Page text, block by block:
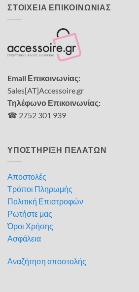
ΣΤΟΙΧΕΙΑ ΕΠΙΚΟΙΝΩΝΙΑΣ
Email Επικοινωνίας:
Sales[AT]Accessoire.gr
Τηλέφωνο Επικοινωνίας:
☎ 2752 301 939
ΥΠΟΣΤΗΡΙΞΗ ΠΕΛΑΤΩΝ
Αποστολές
Τρόποι Πληρωμής
Πολιτική Επιστροφών
Ρωτήστε μας
Όροι Χρήσης
Ασφάλεια
Αναζήτηση αποστολής